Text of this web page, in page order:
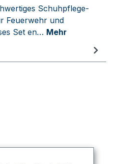
Schuhpflege-
Feuerwehr und
Set en… Mehr